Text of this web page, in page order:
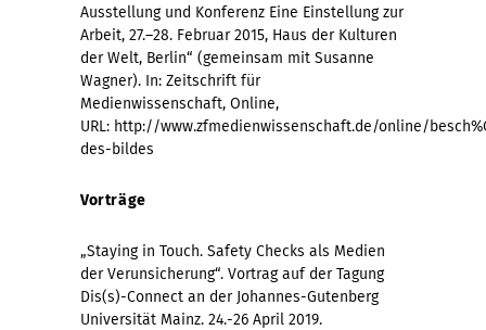
Ausstellung und Konferenz Eine Einstellung zur
Arbeit, 27.–28. Februar 2015, Haus der Kulturen
der Welt, Berlin“ (gemeinsam mit Susanne
Wagner). In: Zeitschrift für
Medienwissenschaft, Online,
URL: http://www.zfmedienwissenschaft.de/online/
des-bildes
Vorträge
„Staying in Touch. Safety Checks als Medien
der Verunsicherung“. Vortrag auf der Tagung
Dis(s)-Connect an der Johannes-Gutenberg
Universität Mainz. 24.-26 April 2019.